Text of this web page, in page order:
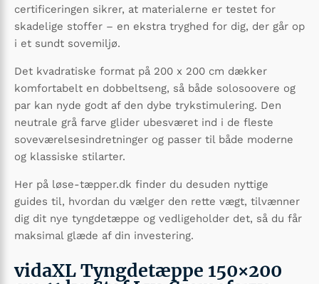
certificeringen sikrer, at materialerne er testet for
skadelige stoffer – en ekstra tryghed for dig, der går op
i et sundt sovemiljø.
Det kvadratiske format på 200 x 200 cm dækker
komfortabelt en dobbeltseng, så både solosoovere og
par kan nyde godt af den dybe trykstimulering. Den
neutrale grå farve glider ubesværet ind i de fleste
soveværelsesindretninger og passer til både moderne
og klassiske stilarter.
Her på løse-tæpper.dk finder du desuden nyttige
guides til, hvordan du vælger den rette vægt, tilvænner
dig dit nye tyngdetæppe og vedligeholder det, så du får
maksimal glæde af din investering.
vidaXL Tyngdetæppe 150×200